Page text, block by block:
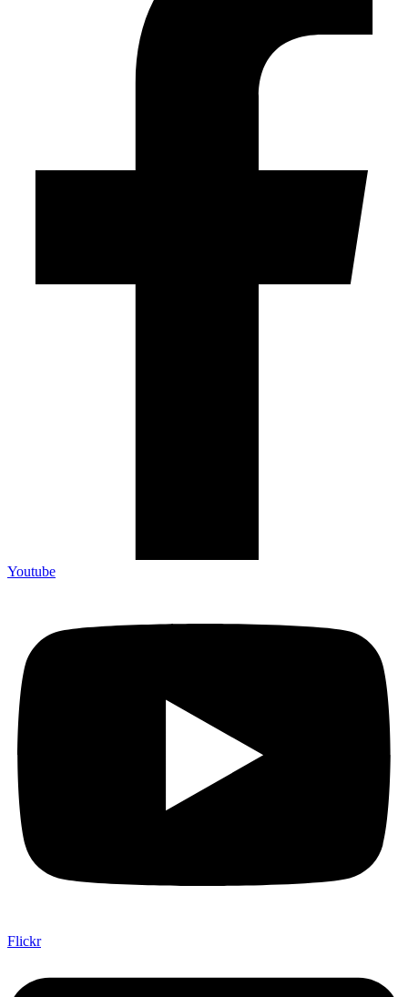
Youtube
Flickr